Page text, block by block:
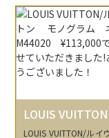
LOUIS VUITTON
LOUIS VUITTON/ルイ